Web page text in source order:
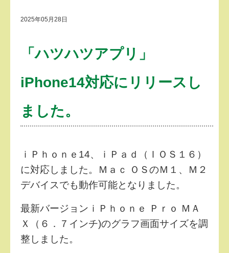
2025年05月28日
「ハツハツアプリ」
iPhone14対応にリリースし
ました。
ｉＰｈｏｎｅ14、ｉＰａｄ（ＩＯＳ１６）
に対応しました。Ｍａｃ ＯＳのＭ１、Ｍ２
デバイスでも動作可能となりました。
最新バージョンｉＰｈｏｎｅ Ｐｒｏ ＭＡ
Ｘ（６．７インチ)のグラフ画面サイズを調
整しました。